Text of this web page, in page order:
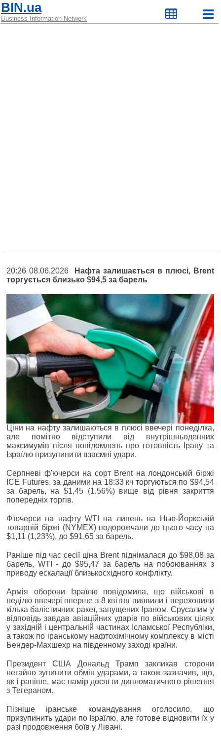
BIN.ua
Business Information Network
20:26 08.06.2026
Нафта залишається в плюсі, Brent
торгується близько $94,5 за барель
Ціни на нафту залишаються в плюсі ввечері понеділка,
але помітно відступили від внутрішньоденних
максимумів після повідомлень про готовність Ірану та
Ізраїлю призупинити взаємні удари.
Серпневі ф'ючерси на сорт Brent на лондонській біржі
ICE Futures, за даними на 18:33 кч торгуються по $94,54
за барель, на $1,45 (1,56%) вище від рівня закриття
попередніх торгів.
Ф'ючерси на нафту WTI на липень на Нью-Йоркській
товарній біржі (NYMEX) подорожчали до цього часу на
$1,11 (1,23%), до $91,65 за барель.
Раніше під час сесії ціна Brent піднімалася до $98,08 за
барель, WTI - до $95,47 за барель на побоюваннях з
приводу ескалації близькосхідного конфлікту.
Армія оборони Ізраїлю повідомила, що військові в
неділю ввечері вперше з 8 квітня виявили і перехопили
кілька балістичних ракет, запущених Іраном. Єрусалим у
відповідь завдав авіаційних ударів по військових цілях
у західній і центральній частинах Ісламської Республіки,
а також по іранському нафтохімічному комплексу в місті
Бендер-Махшехр на південному заході країни.
Президент США Дональд Трамп закликав сторони
негайно зупинити обмін ударами, а також зазначив, що,
як і раніше, має намір досягти дипломатичного рішення
з Тегераном.
Пізніше іранське командування оголосило, що
призупинить удари по Ізраїлю, але готове відновити їх у
разі продовження боїв у Лівані.